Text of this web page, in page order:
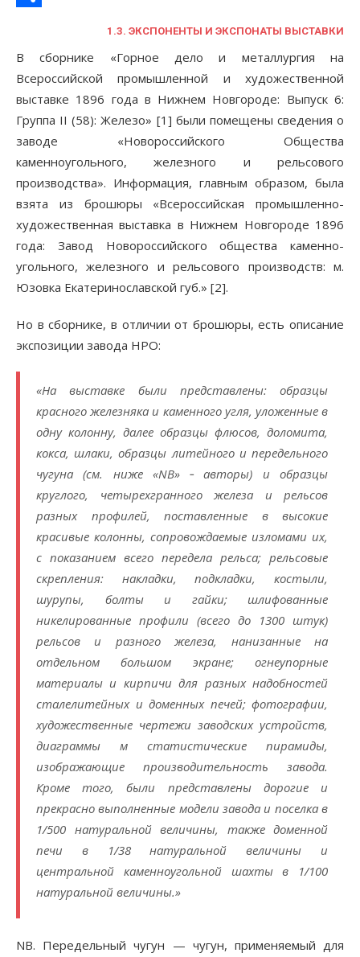
1.3. ЭКСПОНЕНТЫ И ЭКСПОНАТЫ ВЫСТАВКИ
В сборнике «Горное дело и металлургия на
Всероссийской промышленной и художественной
выставке 1896 года в Нижнем Новгороде: Выпуск 6:
Группа II (58): Железо» [1] были помещены сведения о
заводе «Новороссийского Общества
каменноугольного, железного и рельсового
производства». Информация, главным образом, была
взята из брошюры «Всероссийская промышленно-
художественная выставка в Нижнем Новгороде 1896
года: Завод Новороссийского общества каменно-
угольного, железного и рельсового производств: м.
Юзовка Екатеринославской губ.» [2].
Но в сборнике, в отличии от брошюры, есть описание
экспозиции завода НРО:
«На выставке были представлены: образцы
красного железняка и каменного угля, уложенные в
одну колонну, далее образцы флюсов, доломита,
кокса, шлаки, образцы литейного и передельного
чугуна (см. ниже «NB» ‑ авторы) и образцы
круглого, четырехгранного железа и рельсов
разных профилей, поставленные в высокие
красивые колонны, сопровождаемые изломами их,
с показанием всего передела рельса; рельсовые
скрепления: накладки, подкладки, костыли,
шурупы, болты и гайки; шлифованные
никелированные профили (всего до 1300 штук)
рельсов и разного железа, нанизанные на
отдельном большом экране; огнеупорные
материалы и кирпичи для разных надобностей
сталелитейных и доменных печей; фотографии,
художественные чертежи заводских устройств,
диаграммы м статистические пирамиды,
изображающие производительность завода.
Кроме того, были представлены дорогие и
прекрасно выполненные модели завода и поселка в
1/500 натуральной величины, также доменной
печи в 1/38 натуральной величины и
центральной каменноугольной шахты в 1/100
натуральной величины.»
NB. Передельный чугун — чугун, применяемый для